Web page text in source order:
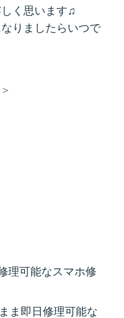
く思います♫
りましたらいつで
理可能なスマホ修
ま即日修理可能な